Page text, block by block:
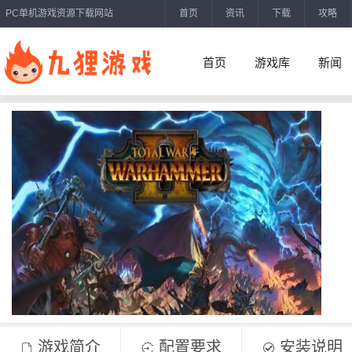
PC单机游戏资源下载网站 首页 资讯 下载 攻略
首页 游戏库 新闻
游戏简介 配置要求 安装说明